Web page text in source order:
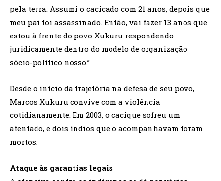
pela terra. Assumi o cacicado com 21 anos, depois que
meu pai foi assassinado. Então, vai fazer 13 anos que
estou à frente do povo Xukuru respondendo
juridicamente dentro do modelo de organização
sócio-político nosso.”
Desde o início da trajetória na defesa de seu povo,
Marcos Xukuru convive com a violência
cotidianamente. Em 2003, o cacique sofreu um
atentado, e dois índios que o acompanhavam foram
mortos.
Ataque às garantias legais